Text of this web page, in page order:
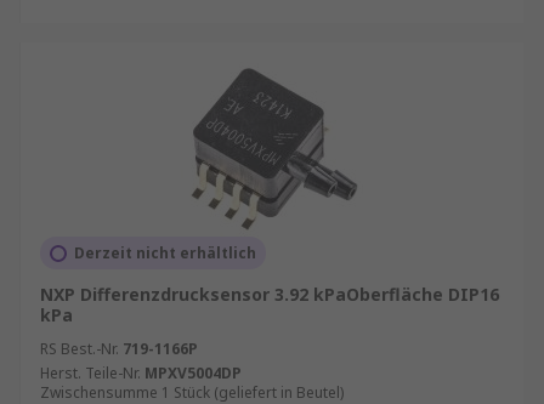
Derzeit nicht erhältlich
NXP Differenzdrucksensor 3.92 kPaOberfläche DIP16
kPa
RS Best.-Nr. 719-1166P
Herst. Teile-Nr. MPXV5004DP
Zwischensumme 1 Stück (geliefert in Beutel)